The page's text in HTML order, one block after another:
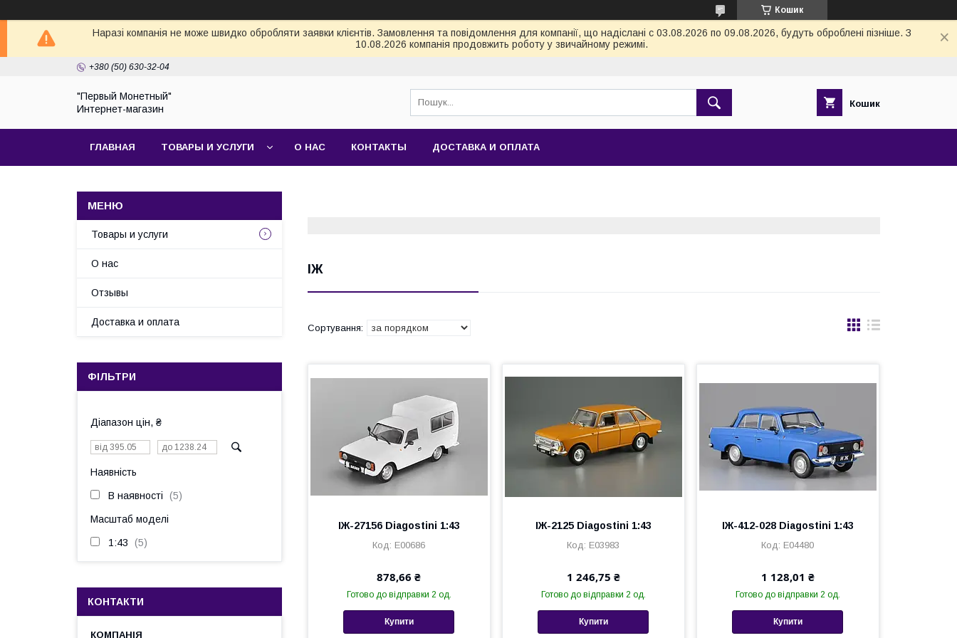
Кошик
Наразі компанія не може швидко обробляти заявки клієнтів. Замовлення та повідомлення для компанії, що надіслані с 03.08.2026 по 09.08.2026, будуть оброблені пізніше. З
10.08.2026 компанія продовжить роботу у звичайному режимі.
+380 (50) 630-32-04
"Первый Монетный"
Интернет-магазин
Кошик
ГЛАВНАЯ ТОВАРЫ И УСЛУГИ О НАС КОНТАКТЫ ДОСТАВКА И ОПЛАТА
ІЖ
ІЖ-27156 Diagostini 1:43
Е00686
878,66 ₴
Готово до відправки 2 од.
Купити
ІЖ-2125 Diagostini 1:43
Е03983
1 246,75 ₴
Готово до відправки 2 од.
Купити
ІЖ-412-028 Diagostini 1:43
Е04480
1 128,01 ₴
Готово до відправки 2 од.
Купити
Товары и услуги
О нас
Отзывы
Доставка и оплата
ФІЛЬТРИ
Діапазон цін, ₴
Наявність
В наявності 5
Масштаб моделі
1:43 5
КОНТАКТИ